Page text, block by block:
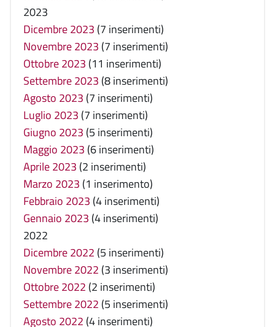
2023
Dicembre 2023 (7 inserimenti)
Novembre 2023 (7 inserimenti)
Ottobre 2023 (11 inserimenti)
Settembre 2023 (8 inserimenti)
Agosto 2023 (7 inserimenti)
Luglio 2023 (7 inserimenti)
Giugno 2023 (5 inserimenti)
Maggio 2023 (6 inserimenti)
Aprile 2023 (2 inserimenti)
Marzo 2023 (1 inserimento)
Febbraio 2023 (4 inserimenti)
Gennaio 2023 (4 inserimenti)
2022
Dicembre 2022 (5 inserimenti)
Novembre 2022 (3 inserimenti)
Ottobre 2022 (2 inserimenti)
Settembre 2022 (5 inserimenti)
Agosto 2022 (4 inserimenti)